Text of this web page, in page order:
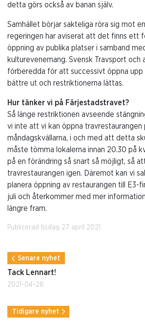
detta görs också av banan själv.
Samhället börjar sakteliga röra sig mot
regeringen har aviserat att det finns ett
öppning av publika platser i samband
kulturevenemang. Svensk Travsport och
förberedda för att successivt öppna
bättre ut och restriktionerna lättas.
Hur tänker vi på Färjestadstravet?
Så länge restriktionen avseende
vi inte att vi kan öppna travrestaurangen
måndagskvällarna, i och med att detta
måste tömma lokalerna innan 20.30 på
på en förändring så snart så möjligt, så
travrestaurangen igen. Däremot kan vi
planera öppning av restaurangen till E3-
juli och återkommer med mer
längre fram.
Publicerad tisdag 27 april 2021.
Senare nyhet
Tack Lennart!
2021-04-28
Tidigare nyhet